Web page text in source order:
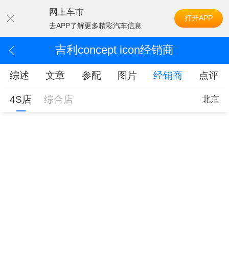
网上车市
去APP了解更多精彩汽车信息
打开APP
吉利concept icon经销商
综述 文章 参配 图片 经销商 点评
4S店 综合店 北京